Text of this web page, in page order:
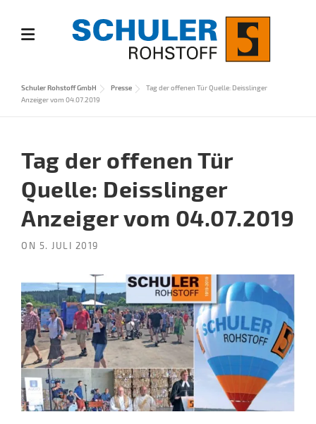
content
Schuler Rohstoff GmbH Presse
Tag der offenen Tür Quelle: Deisslinger
Anzeiger vom 04.07.2019
Tag der offenen Tür
Quelle: Deisslinger
Anzeiger vom 04.07.2019
ON 5. JULI 2019